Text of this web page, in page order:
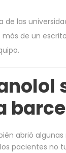
de las
más de un
abrió
pacientes no